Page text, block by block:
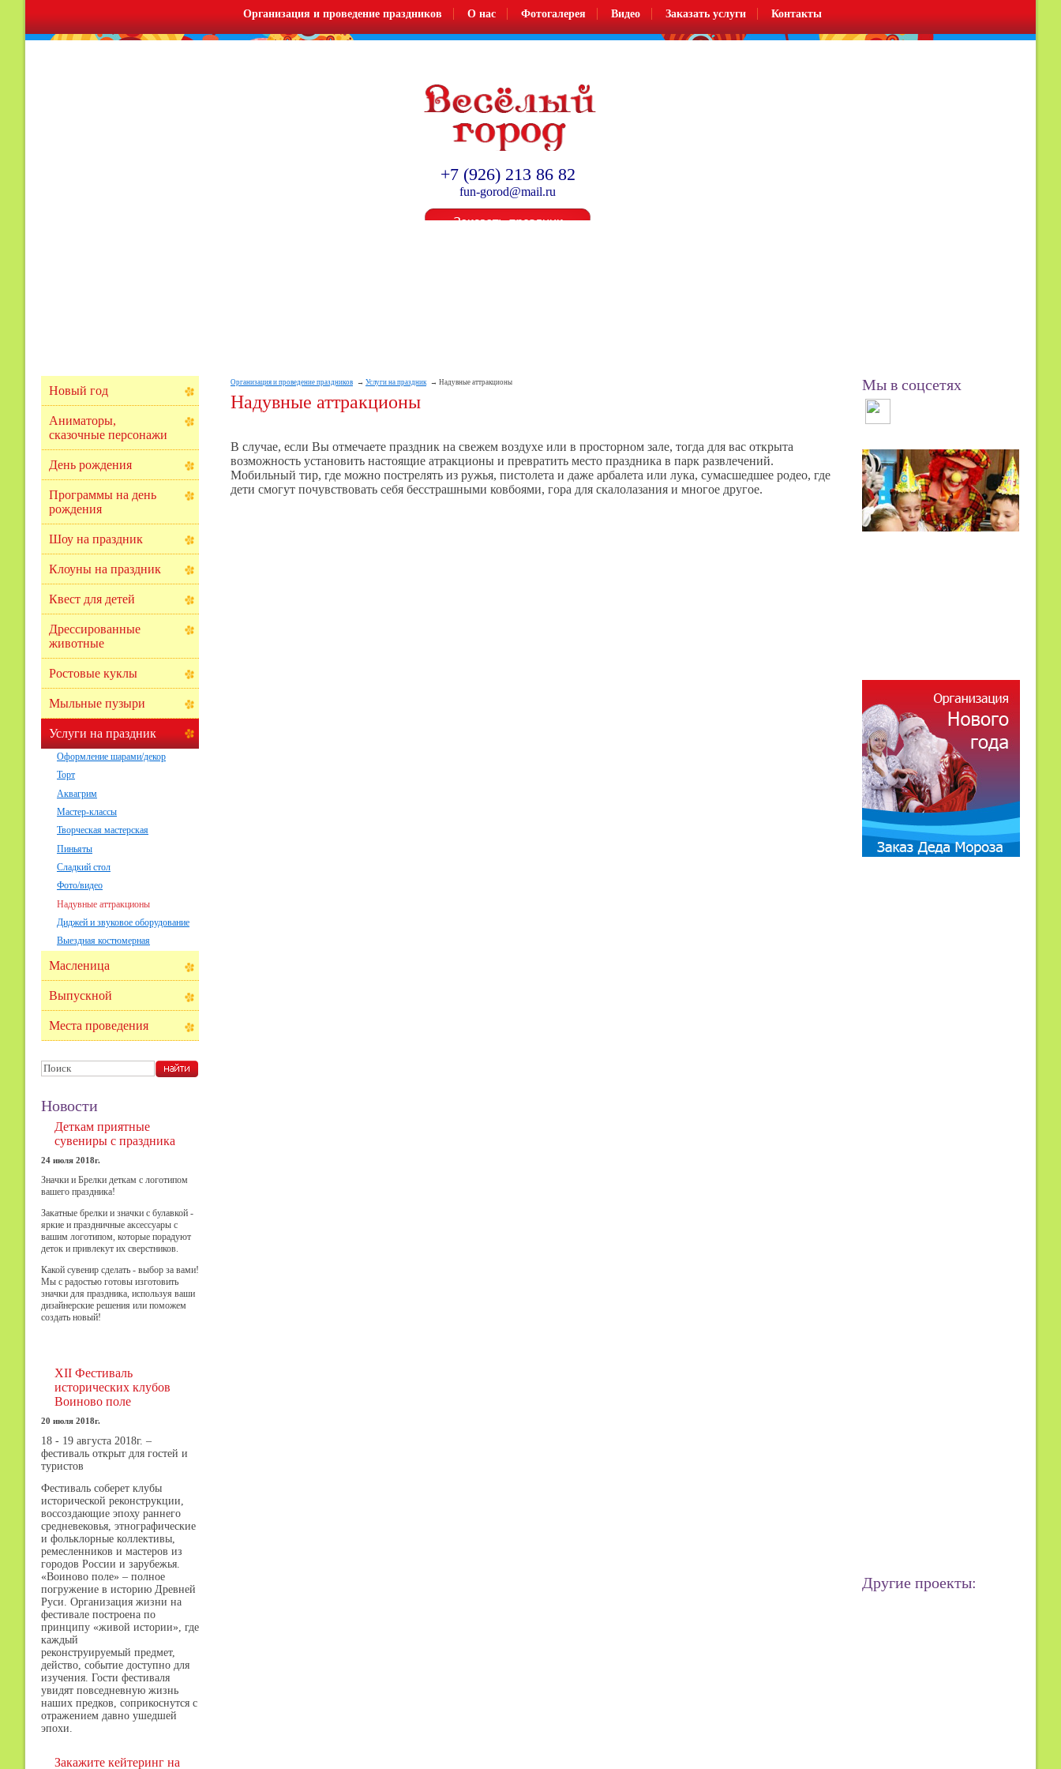
Организация и проведение праздников О нас Фотогалерея Видео Заказать услуги Контакты
+7 (926) 213 86 82
fun-gorod@mail.ru
Организация и проведение праздников Услуги на праздник Надувные аттракционы
Надувные аттракционы
В случае, если Вы отмечаете праздник на свежем воздухе или в просторном зале, тогда для вас открыта
возможность установить настоящие атракционы и превратить место праздника в парк развлечений.
Мобильный тир, где можно пострелять из ружья, пистолета и даже арбалета или лука, сумасшедшее родео, где
дети смогут почувствовать себя бесстрашными ковбоями, гора для скалолазания и многое другое.
Новый год
Аниматоры,
сказочные персонажи
День рождения
Программы на день
рождения
Шоу на праздник
Клоуны на праздник
Квест для детей
Дрессированные
животные
Ростовые куклы
Мыльные пузыри
Услуги на праздник
Оформление шарами/декор
Торт
Аквагрим
Мастер-классы
Творческая мастерская
Пиньяты
Сладкий стол
Фото/видео
Надувные аттракционы
Диджей и звуковое оборудование
Выездная костюмерная
Масленица
Выпускной
Места проведения
Новости
Деткам приятные
сувениры с праздника
24 июля 2018г.
Значки и Брелки деткам с логотипом
вашего праздника!
Закатные брелки и значки с булавкой -
яркие и праздничные аксессуары с
вашим логотипом, которые порадуют
деток и привлекут их сверстников.
Какой сувенир сделать - выбор за вами!
Мы с радостью готовы изготовить
значки для праздника, используя ваши
дизайнерские решения или поможем
создать новый!
XII Фестиваль
исторических клубов
Воиново поле
20 июля 2018г.
18 - 19 августа 2018г. –
фестиваль открыт для гостей и
туристов
Фестиваль соберет клубы
исторической реконструкции,
воссоздающие эпоху раннего
средневековья, этнографические
и фольклорные коллективы,
ремесленников и мастеров из
городов России и зарубежья.
«Воиново поле» – полное
погружение в историю Древней
Руси. Организация жизни на
фестивале построена по
принципу «живой истории», где
каждый
реконструируемый предмет,
действо, событие доступно для
изучения. Гости фестиваля
увидят повседневную жизнь
наших предков, соприкоснутся с
отражением давно ушедшей
эпохи.
Закажите кейтеринг на
Мы в соцсетях
Другие проекты: